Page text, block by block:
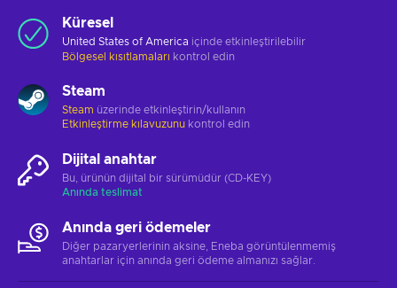
Küresel
United States of America içinde etkinleştirilebilir
Bölgesel kısıtlamaları kontrol edin
Steam
Steam üzerinde etkinleştirin/kullanın
Etkinleştirme kılavuzunu kontrol edin
Dijital anahtar
Bu, ürünün dijital bir sürümüdür (CD-KEY)
Anında teslimat
Anında geri ödemeler
Diğer pazaryerlerinin aksine, Eneba görüntülenmemiş
anahtarlar için anında geri ödeme almanızı sağlar.